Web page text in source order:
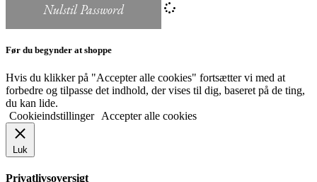
Nulstil Password
Før du begynder at shoppe
Hvis du klikker på "Accepter alle cookies" fortsætter vi med at
forbedre og tilpasse det indhold, der vises til dig, baseret på de ting,
du kan lide.
Cookieindstillinger
Accepter alle cookies
Luk
Privatlivsoversigt